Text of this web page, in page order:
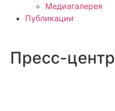
Медиагалерея
Публикации
Пресс-центр